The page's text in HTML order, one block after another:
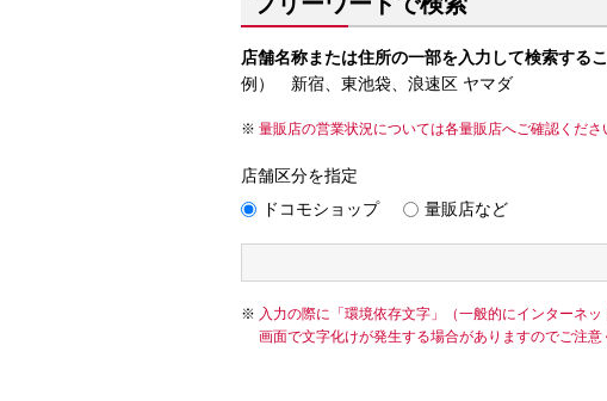
店舗名称または住所の一部を入力して検索する
例） 新宿、東池袋、浪速区 ヤマダ
量販店の営業状況については各量販店へご確認くださ
店舗区分を指定
ドコモショップ
量販店など
入力の際に「環境依存文字」（一般的にインターネ
画面で文字化けが発生する場合がありますのでご注意